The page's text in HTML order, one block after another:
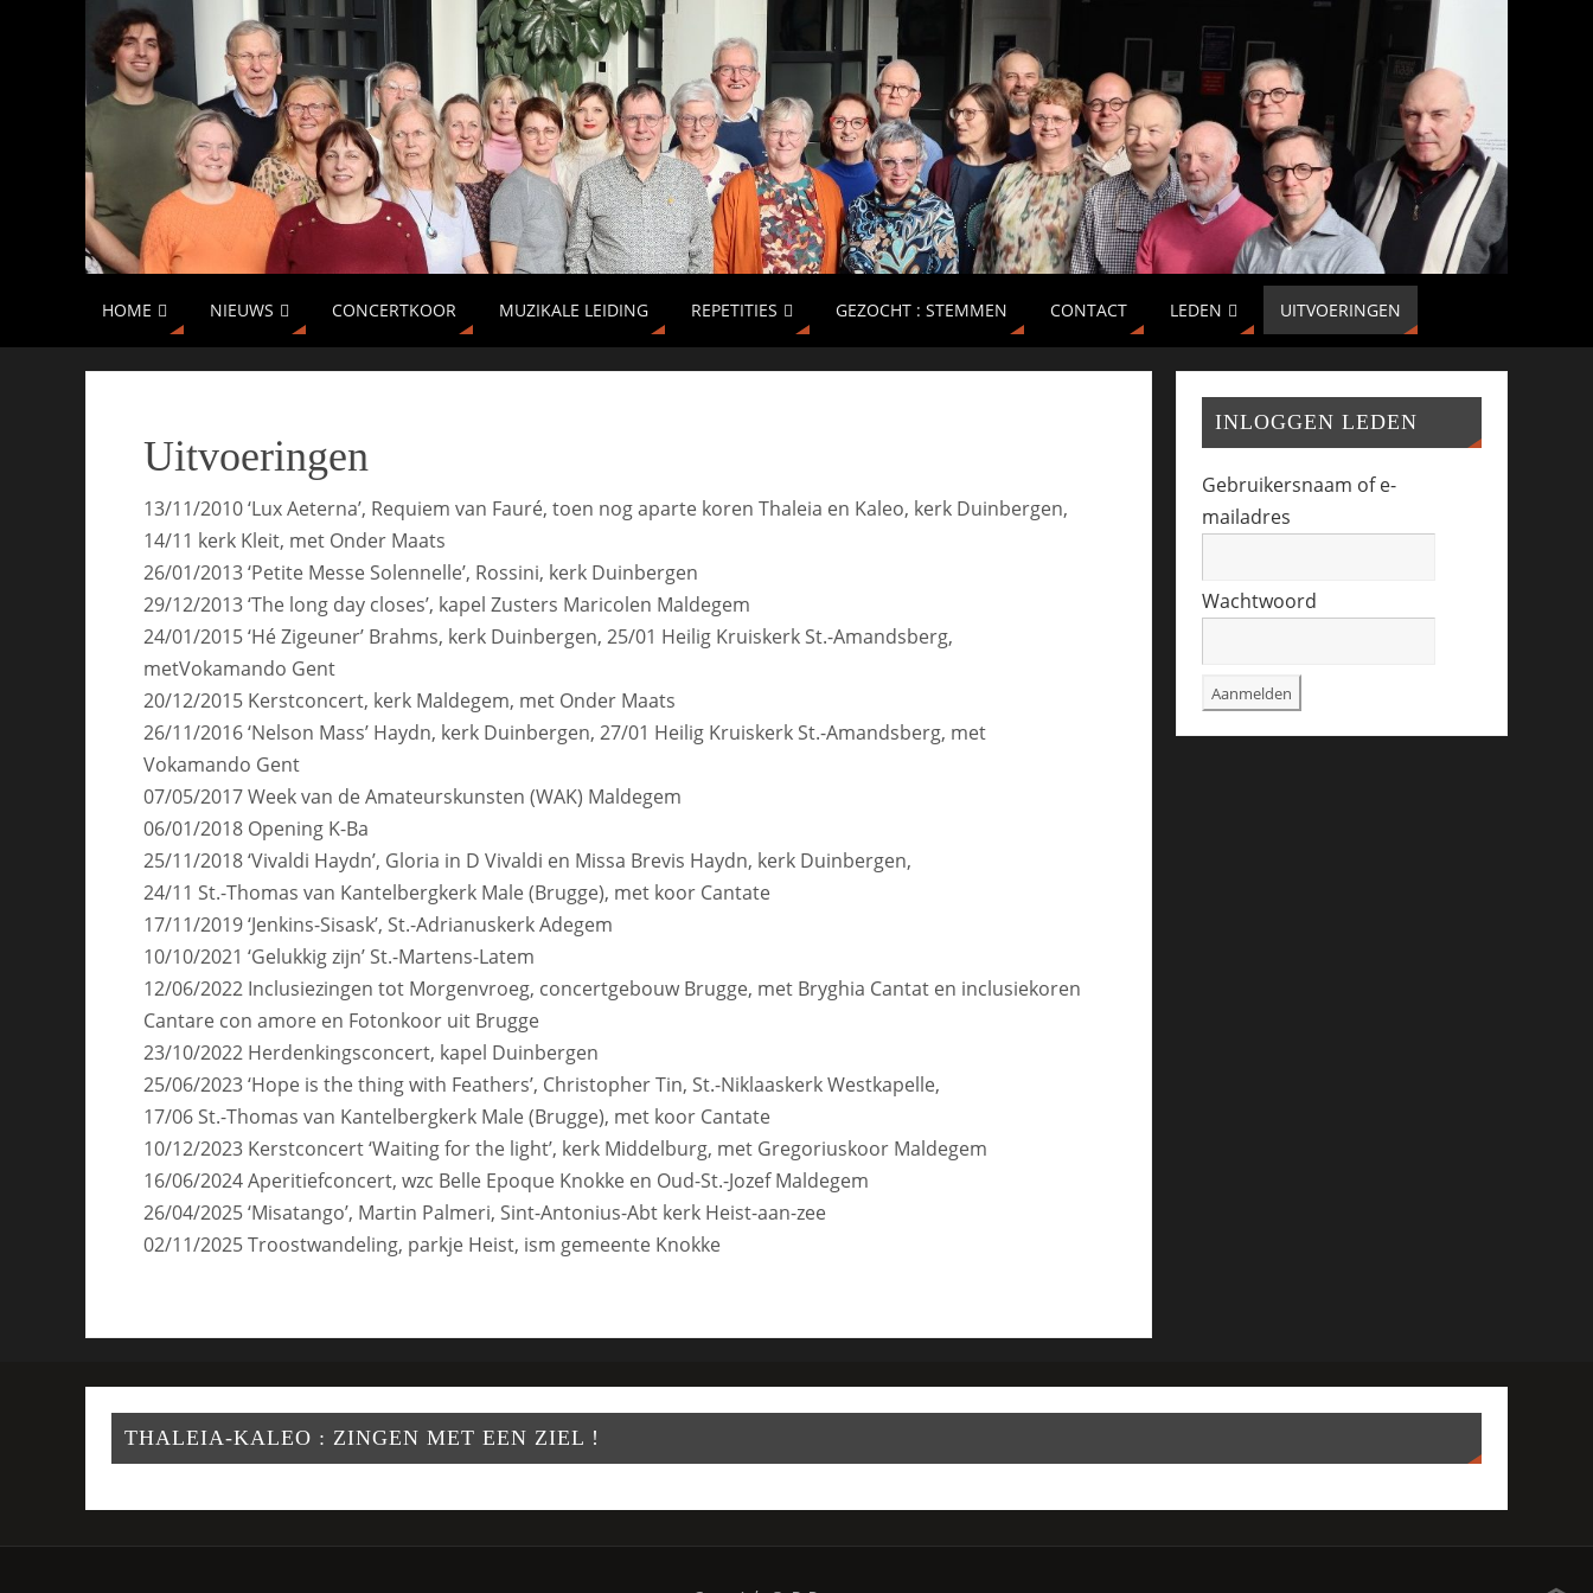
HOME NIEUWS CONCERTKOOR MUZIKALE LEIDING REPETITIES GEZOCHT : STEMMEN CONTACT LEDEN UITVOERINGEN
Uitvoeringen
13/11/2010 ‘Lux Aeterna’, Requiem van Fauré, toen nog aparte koren Thaleia en Kaleo, kerk Duinbergen,
14/11 kerk Kleit, met Onder Maats
26/01/2013 ‘Petite Messe Solennelle’, Rossini, kerk Duinbergen
29/12/2013 ‘The long day closes’, kapel Zusters Maricolen Maldegem
24/01/2015 ‘Hé Zigeuner’ Brahms, kerk Duinbergen, 25/01 Heilig Kruiskerk St.-Amandsberg,
metVokamando Gent
20/12/2015 Kerstconcert, kerk Maldegem, met Onder Maats
26/11/2016 ‘Nelson Mass’ Haydn, kerk Duinbergen, 27/01 Heilig Kruiskerk St.-Amandsberg, met
Vokamando Gent
07/05/2017 Week van de Amateurskunsten (WAK) Maldegem
06/01/2018 Opening K-Ba
25/11/2018 ‘Vivaldi Haydn’, Gloria in D Vivaldi en Missa Brevis Haydn, kerk Duinbergen,
24/11 St.-Thomas van Kantelbergkerk Male (Brugge), met koor Cantate
17/11/2019 ‘Jenkins-Sisask’, St.-Adrianuskerk Adegem
10/10/2021 ‘Gelukkig zijn’ St.-Martens-Latem
12/06/2022 Inclusiezingen tot Morgenvroeg, concertgebouw Brugge, met Bryghia Cantat en inclusiekoren
Cantare con amore en Fotonkoor uit Brugge
23/10/2022 Herdenkingsconcert, kapel Duinbergen
25/06/2023 ‘Hope is the thing with Feathers’, Christopher Tin, St.-Niklaaskerk Westkapelle,
17/06 St.-Thomas van Kantelbergkerk Male (Brugge), met koor Cantate
10/12/2023 Kerstconcert ‘Waiting for the light’, kerk Middelburg, met Gregoriuskoor Maldegem
16/06/2024 Aperitiefconcert, wzc Belle Epoque Knokke en Oud-St.-Jozef Maldegem
26/04/2025 ‘Misatango’, Martin Palmeri, Sint-Antonius-Abt kerk Heist-aan-zee
02/11/2025 Troostwandeling, parkje Heist, ism gemeente Knokke
INLOGGEN LEDEN
Gebruikersnaam of e-
mailadres
Wachtwoord
THALEIA-KALEO : ZINGEN MET EEN ZIEL !